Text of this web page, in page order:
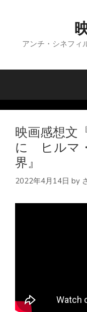
へ
アンチ・シネフィ
映画感想文
に ヒルマ
界』
2022年4月14日 by